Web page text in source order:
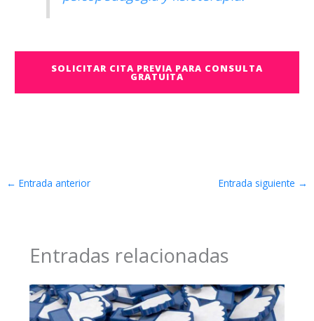
SOLICITAR CITA PREVIA PARA CONSULTA
GRATUITA
← Entrada anterior Entrada siguiente →
Entradas relacionadas